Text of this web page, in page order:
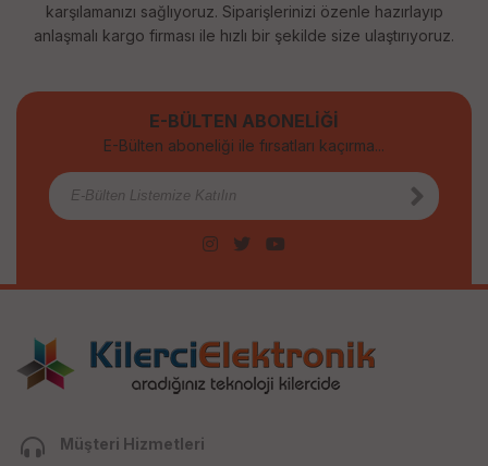
karşılamanızı sağlıyoruz. Siparişlerinizi özenle hazırlayıp
anlaşmalı kargo firması ile hızlı bir şekilde size ulaştırıyoruz.
E-BÜLTEN ABONELİĞİ
E-Bülten aboneliği ile fırsatları kaçırma...
Müşteri Hizmetleri